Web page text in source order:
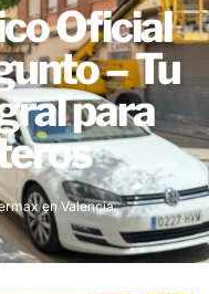
Oficial
– Tu
para
en Valencia